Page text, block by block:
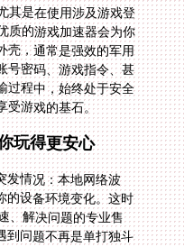
其是在使用涉及游戏登
质的游戏加速器会为你
壳，通常是强效的军用
号密码、游戏指令、甚
过程中，始终处于安全
受游戏的基石。
玩得更安心
发情况：本地网络波
设备环境变化。这时
、解决问题的专业售
问题不再是单打独斗
线客服，经验丰富的
你调整线路配置或提
，让你在无论身处非